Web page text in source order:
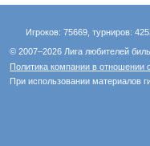
Игроков: 75669, турниров:
© 2007–2026 Лига любителей
Политика компании в отношении
При использовании материалов